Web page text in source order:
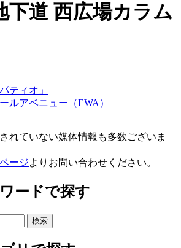
下道 西広場カラム
ティオ」
ルアベニュー（EWA）
れていない媒体情報も多数ございま
ージよりお問い合わせください。
ードで探す